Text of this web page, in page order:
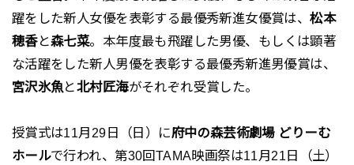
躍をした新人女優を表彰する最優秀新進女優賞は、松本
穂香と森七菜。本年度最も飛躍した男優、もしくは顕著
な活躍をした新人男優を表彰する最優秀新進男優賞は、
宮沢氷魚と北村匠海がそれぞれ受賞した。
授賞式は11月29日（日）に府中の森芸術劇場 どりーむ
ホールで行われ、第30回TAMA映画祭は11月21日（土）